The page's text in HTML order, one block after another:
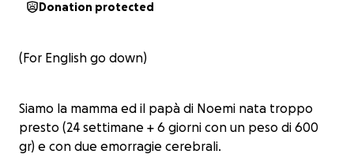
Donation protected
(For English go down)
Siamo la mamma ed il papà di Noemi nata troppo
presto (24 settimane + 6 giorni con un peso di 600
gr) e con due emorragie cerebrali.